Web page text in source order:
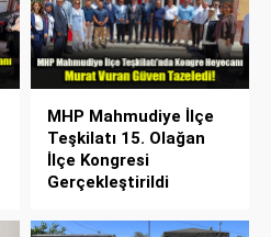
MHP Mahmudiye İlçe
Teşkilatı 15. Olağan
İlçe Kongresi
Gerçekleştirildi